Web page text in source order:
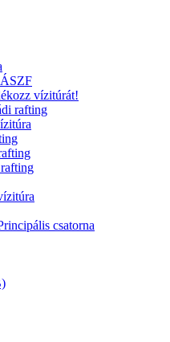
vízitúrát!
rafting
csatorna